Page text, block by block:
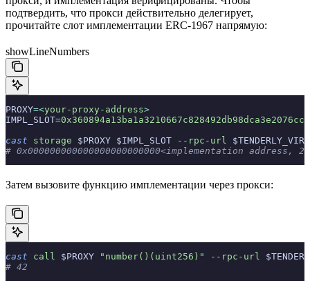
подтвердить, что прокси действительно делегирует,
прочитайте слот имплементации ERC-1967 напрямую:
showLineNumbers
PROXY=<your-proxy-address>
IMPL_SLOT=
cast storage $PROXY $IMPL_SLOT --rpc-url
# 0x000000000000000000000000<implementation address,
Затем вызовите функцию имплементации через прокси:
cast call $PROXY "number()(uint256)" --rpc-url
# 42